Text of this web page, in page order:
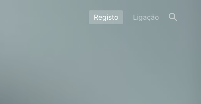
Registo Ligação